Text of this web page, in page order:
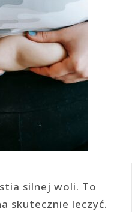
silnej woli. To
skutecznie leczyć.